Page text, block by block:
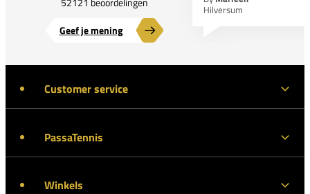
Geef je mening
Hilversum
Customer service
PassaTennis
Winkels